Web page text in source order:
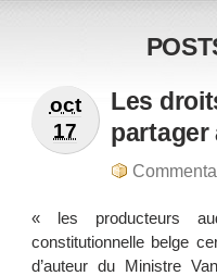
oct
17
Les
partager
« les producteurs
constitutionnelle belge
d’auteur du Ministre